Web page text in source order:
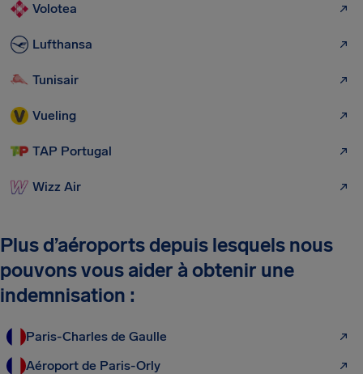
Volotea
Lufthansa
Tunisair
Vueling
TAP Portugal
Wizz Air
Plus d’aéroports depuis lesquels nous
pouvons vous aider à obtenir une
indemnisation :
Paris-Charles de Gaulle
Aéroport de Paris-Orly